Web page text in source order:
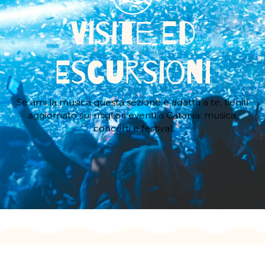
Visite Ed
Escursioni
Se ami la musica questa sezione è adatta a te, tieniti
aggiornato sui migliori eventi a Catania: musica,
concerti e festival